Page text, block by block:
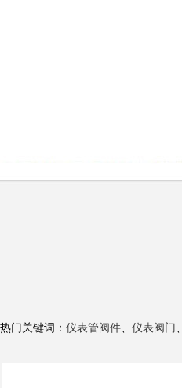
热门关键词： 仪表管阀件、 仪表阀门 、